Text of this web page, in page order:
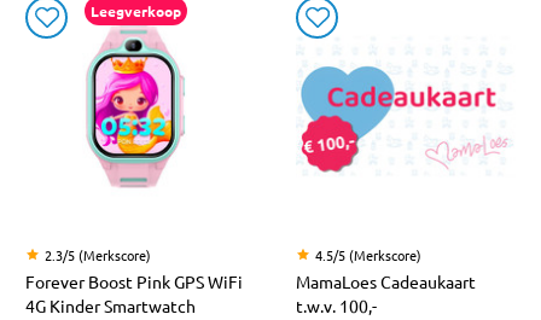
Leegverkoop
2.3/5 (Merkscore)
Forever Boost Pink GPS WiFi
4G Kinder Smartwatch
4.5/5 (Merkscore)
MamaLoes Cadeaukaart
t.w.v. 100,-